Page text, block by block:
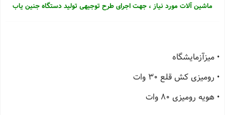
ماشین آلات مورد نیاز ، جهت اجرای طرح توجیهی تولید دستگاه جنین یاب
• میزآزمایشگاه
• رومیزی كش قلع 30 وات
• هویه رومیزی 80 وات